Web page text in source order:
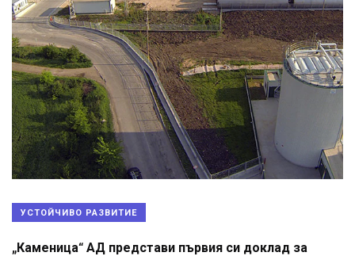
УСТОЙЧИВО РАЗВИТИЕ
„Каменица“ АД представи първия си доклад за